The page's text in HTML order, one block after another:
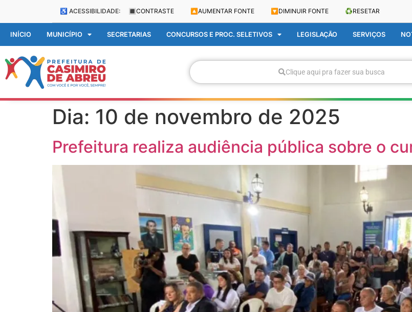
♿ ACESSIBILIDADE: 🔳 CONTRASTE 🔼 AUMENTAR FONTE 🔽 DIMINUIR FONTE ♻️RESETAR
INÍCIO MUNICÍPIO SECRETARIAS CONCURSOS E PROC. SELETIVOS LEGISLAÇÃO SERVIÇOS
Clique aqui pra fazer sua busca
Dia: 10 de novembro de 2025
Prefeitura realiza audiência pública sobre o